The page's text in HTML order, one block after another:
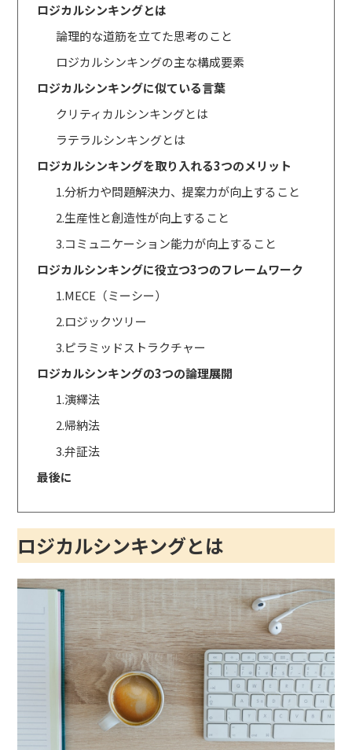
ロジカルシンキングとは
論理的な道筋を立てた思考のこと
ロジカルシンキングの主な構成要素
ロジカルシンキングに似ている言葉
クリティカルシンキングとは
ラテラルシンキングとは
ロジカルシンキングを取り入れる3つのメリット
1.分析力や問題解決力、提案力が向上すること
2.生産性と創造性が向上すること
3.コミュニケーション能力が向上すること
ロジカルシンキングに役立つ3つのフレームワーク
1.MECE（ミーシー）
2.ロジックツリー
3.ピラミッドストラクチャー
ロジカルシンキングの3つの論理展開
1.演繹法
2.帰納法
3.弁証法
最後に
ロジカルシンキングとは